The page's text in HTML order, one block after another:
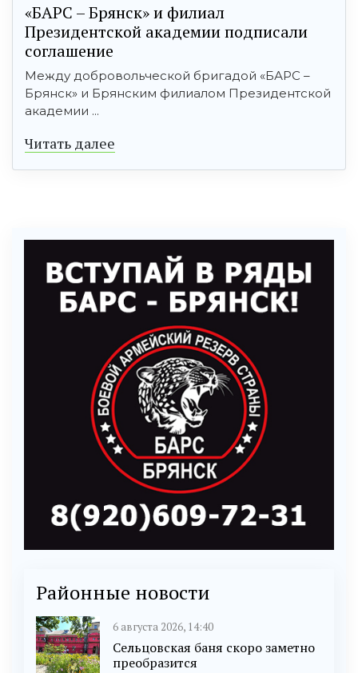
«БАРС – Брянск» и филиал
Президентской академии подписали
соглашение
Между добровольческой бригадой «БАРС –
Брянск» и Брянским филиалом Президентской
академии ...
Читать далее
Районные новости
6 августа 2026, 14:40
Сельцовская баня скоро заметно
преобразится